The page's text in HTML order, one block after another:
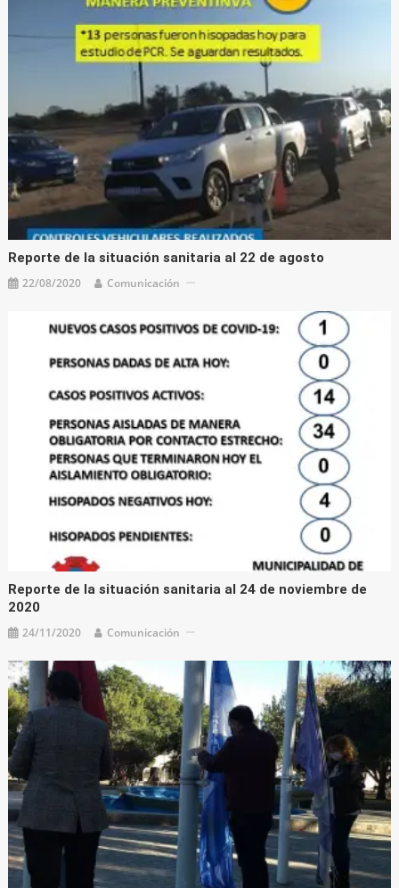
Reporte de la situación sanitaria al 22 de agosto
22/08/2020 Comunicación
Reporte de la situación sanitaria al 24 de noviembre de
2020
24/11/2020 Comunicación